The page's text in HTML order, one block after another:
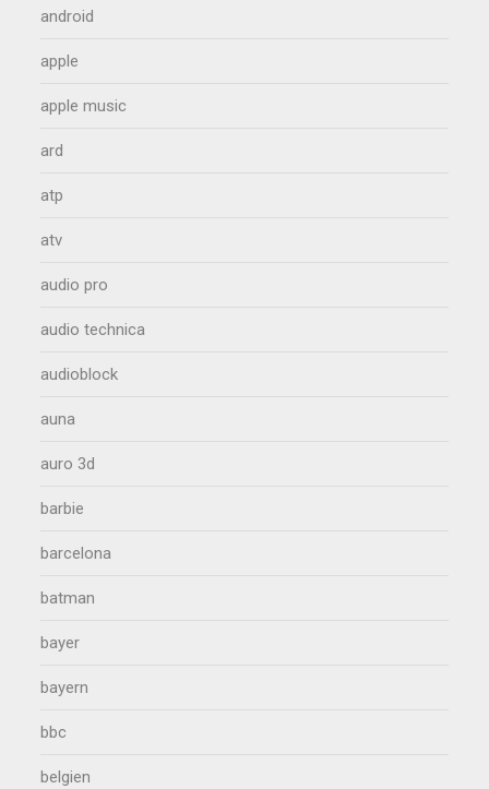
android
apple
apple music
ard
atp
atv
audio pro
audio technica
audioblock
auna
auro 3d
barbie
barcelona
batman
bayer
bayern
bbc
belgien